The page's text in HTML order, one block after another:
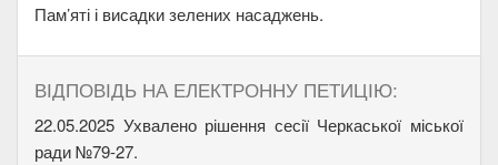
Пам’яті і висадки зелених насаджень.
ВІДПОВІДЬ НА ЕЛЕКТРОННУ ПЕТИЦІЮ:
22.05.2025 Ухвалено рішення сесії Черкаської міської
ради №79-27.